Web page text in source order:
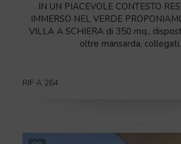
IN UN PIACEVOLE CONTESTO
IMMERSO NEL VERDE
VILLA A SCHIERA di 350 mq.,
oltre mansarda,
RIF A 264